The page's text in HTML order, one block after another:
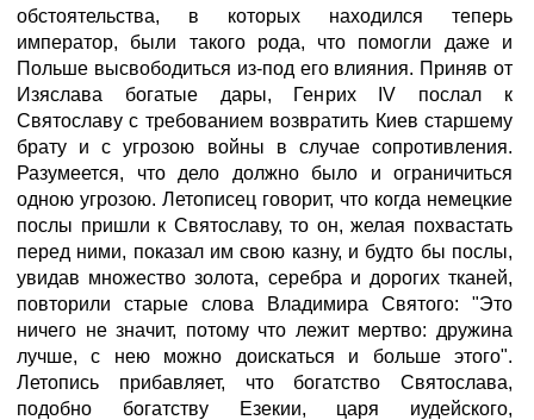
обстоятельства, в которых находился теперь
император, были такого рода, что помогли даже и
Польше высвободиться из-под его влияния. Приняв от
Изяслава богатые дары, Генрих IV послал к
Святославу с требованием возвратить Киев старшему
брату и с угрозою войны в случае сопротивления.
Разумеется, что дело должно было и ограничиться
одною угрозою. Летописец говорит, что когда немецкие
послы пришли к Святославу, то он, желая похвастать
перед ними, показал им свою казну, и будто бы послы,
увидав множество золота, серебра и дорогих тканей,
повторили старые слова Владимира Святого: "Это
ничего не значит, потому что лежит мертво: дружина
лучше, с нею можно доискаться и больше этого".
Летопись прибавляет, что богатство Святослава,
подобно богатству Езекии, царя иудейского,